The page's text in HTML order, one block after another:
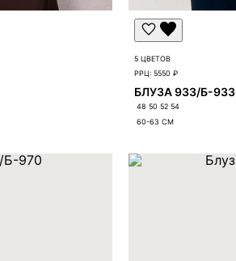
5 ЦВЕТОВ
РРЦ:5550 ₽
БЛУЗА 933/Б-933
48 50 52 54
60-63 СМ